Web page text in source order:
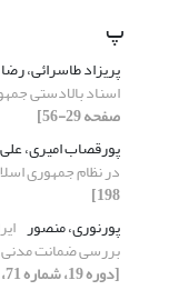
پ
پریزاد طاسرائی، رضا
اسناد بالادستی
صفحه 29-56]
پورقصاب امیری، علی
در نظام جمهوری
198]
پورنوری، منصور
بررسی ضمانت مدنی
[دوره 19، شماره 71، 1404، صفحه 249-277]